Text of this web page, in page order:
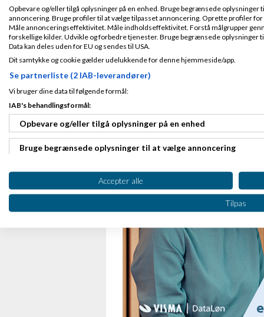
Under flytteprocessen aftaler vi,
af dig og dine data. Du får desuden
spørgsmål.
Vil du høre mere om
Susanne på 72 27 90 16, eller du kan
Opbevare og/eller tilgå oplysninger på en enhed. Bruge begrænsede
annoncering. Bruge profiler til at vælge tilpasset annoncering. Oprette profiler
Måle annonceringseffektivitet. Måle indholdseffektivitet. Forstå målgrupper
forskellige kilder. Udvikle og forbedre tjenester. Bruge begrænsede oplysninger
Data kan deles uden for EU og sendes til USA.
Dit samtykke og cookie gælder udelukkende for denne hjemmeside/app.
Se partnerliste (2 IAB-leverandører)
Vi bruger dine data til følgende formål:
IAB's behandlingsformål:
Opbevare og/eller tilgå oplysninger på en enhed
Bruge begrænsede oplysninger til at vælge annoncering
Oprette profiler til tilpasset annoncering
Bruge profiler til at vælge tilpasset annoncering
Bruge profiler til at vælge tilpasset indhold
Måle annonceringseffektivitet
Accepter alle
Tilpas